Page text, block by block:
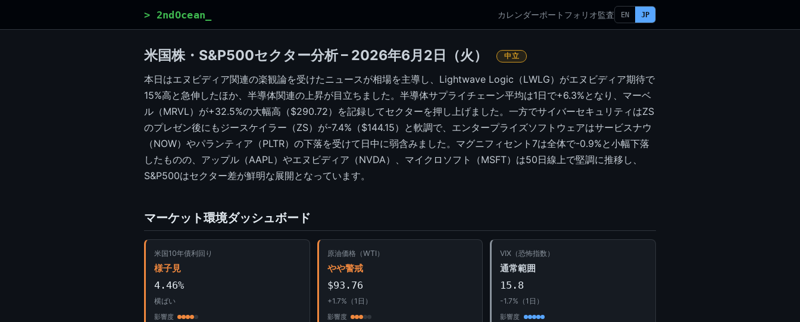
> 2ndOcean_ カレンダーポートフォリオ監査 EN JP
米国株・S&P500セクター分析 – 2026年6月2日（火） 中立
本日はエヌビディア関連の楽観論を受けたニュースが相場を主導し、Lightwave Logic（LWLG）がエヌビディア期待で
15%高と急伸したほか、半導体関連の上昇が目立ちました。半導体サプライチェーン平均は1日で+6.3%となり、マーベ
ル（MRVL）が+32.5%の大幅高（$290.72）を記録してセクターを押し上げました。一方でサイバーセキュリティはZS
のプレゼン後にもジースケイラー（ZS）が-7.4%（$144.15）と軟調で、エンタープライズソフトウェアはサービスナウ
（NOW）やパランティア（PLTR）の下落を受けて日中に弱含みました。マグニフィセント7は全体で-0.9%と小幅下落
したものの、アップル（AAPL）やエヌビディア（NVDA）、マイクロソフト（MSFT）は50日線上で堅調に推移し、
S&P500はセクター差が鮮明な展開となっています。
マーケット環境ダッシュボード
米国10年債利回り
様子見
4.46%
横ばい
影響度
原油価格（WTI）
やや警戒
$93.76
+1.7%（1日）
影響度
VIX（恐怖指数）
通常範囲
15.8
-1.7%（1日）
影響度